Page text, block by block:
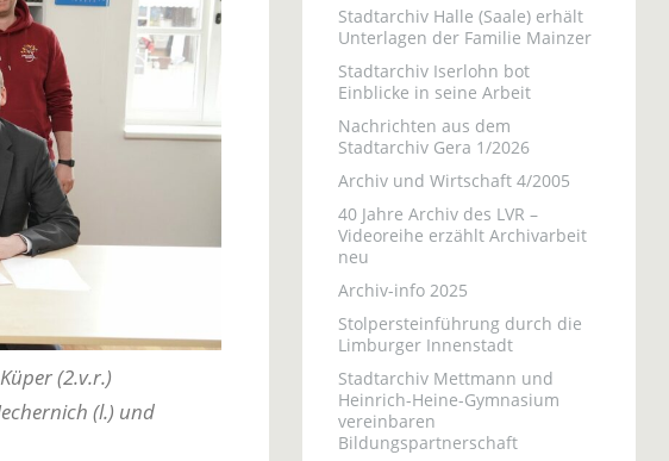
(2.v.r.)
(l.) und
Stadtarchiv Halle (Saale) erhält
Unterlagen der Familie Mainzer
Stadtarchiv Iserlohn bot
Einblicke in seine Arbeit
Nachrichten aus dem
Stadtarchiv Gera 1/2026
Archiv und Wirtschaft 4/2005
40 Jahre Archiv des LVR –
Videoreihe erzählt Archivarbeit
neu
Archiv-info 2025
Stolpersteinführung durch die
Limburger Innenstadt
Stadtarchiv Mettmann und
Heinrich-Heine-Gymnasium
vereinbaren
Bildungspartnerschaft